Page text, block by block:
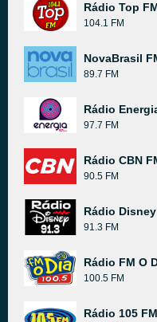
Rádio Top
104.1 FM
NovaBrasil
89.7 FM
Rádio
97.7 FM
Rádio CBN
90.5 FM
Rádio Disney
91.3 FM
Rádio FM O
100.5 FM
Rádio 105